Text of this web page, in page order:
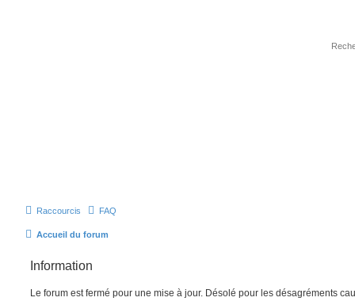
Raccourcis FAQ
Accueil du forum
Information
Le forum est fermé pour une mise à jour. Désolé pour les désagréments